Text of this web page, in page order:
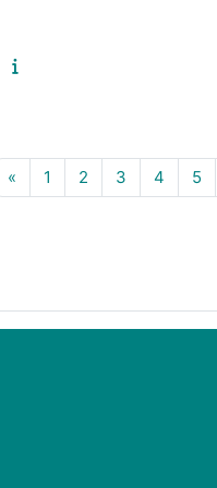
«Página anterior
1 Página 1
2Página 2
3Página 3
4 5